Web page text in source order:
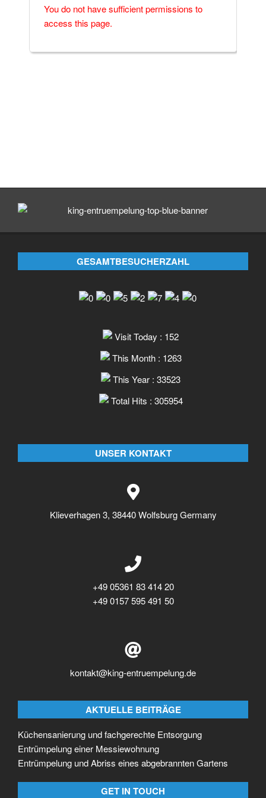
You do not have sufficient permissions to
access this page.
GESAMTBESUCHERZAHL
Visit Today : 152
This Month : 1263
This Year : 33523
Total Hits : 305954
UNSER KONTAKT
Klieverhagen 3, 38440 Wolfsburg Germany
+49 05361 83 414 20
+49 0157 595 491 50
kontakt@king-entruempelung.de
AKTUELLE BEITRÄGE
Küchensanierung und fachgerechte Entsorgung
Entrümpelung einer Messiewohnung
Entrümpelung und Abriss eines abgebrannten Gartens
GET IN TOUCH